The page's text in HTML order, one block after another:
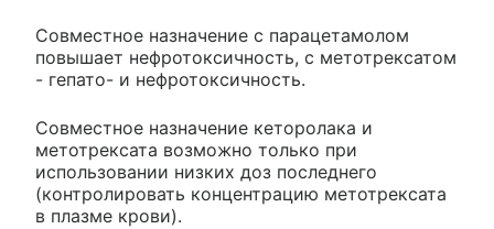
Совместное назначение с парацетамолом
повышает нефротоксичность, с метотрексатом
- гепато- и нефротоксичность.
Совместное назначение кеторолака и
метотрексата возможно только при
использовании низких доз последнего
(контролировать концентрацию метотрексата
в плазме крови).